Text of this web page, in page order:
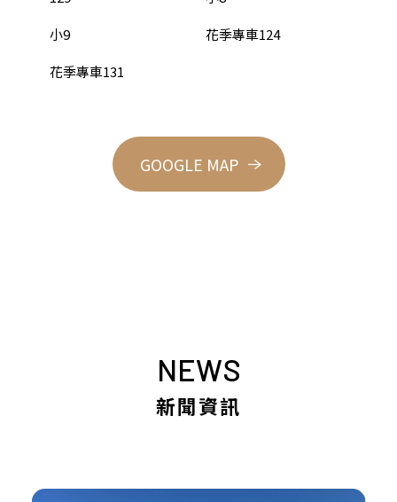
小9
花季專車124
花季專車131
GOOGLE MAP
NEWS
新聞資訊